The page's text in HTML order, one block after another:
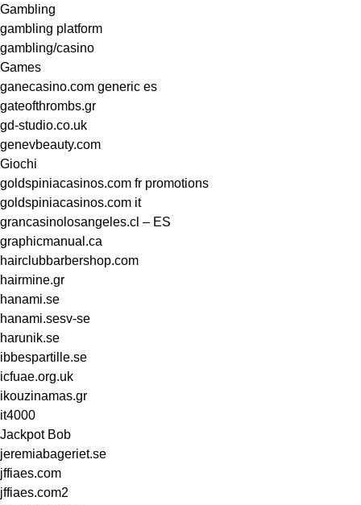
Gambling
gambling platform
gambling/casino
Games
ganecasino.com generic es
gateofthrombs.gr
gd-studio.co.uk
genevbeauty.com
Giochi
goldspiniacasinos.com fr promotions
goldspiniacasinos.com it
grancasinolosangeles.cl – ES
graphicmanual.ca
hairclubbarbershop.com
hairmine.gr
hanami.se
hanami.sesv-se
harunik.se
ibbespartille.se
icfuae.org.uk
ikouzinamas.gr
it4000
Jackpot Bob
jeremiabageriet.se
jffiaes.com
jffiaes.com2